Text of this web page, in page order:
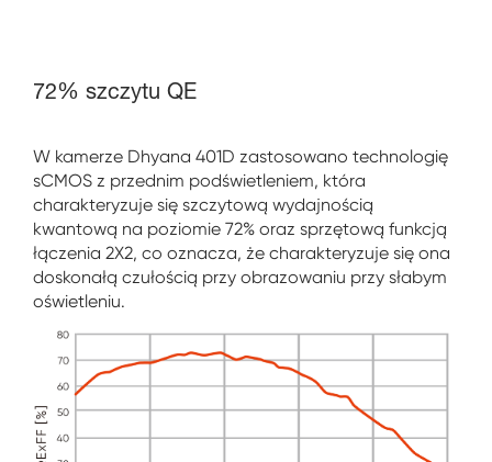
72% szczytu QE
W kamerze Dhyana 401D zastosowano technologię
sCMOS z przednim podświetleniem, która
charakteryzuje się szczytową wydajnością
kwantową na poziomie 72% oraz sprzętową funkcją
łączenia 2X2, co oznacza, że ​​charakteryzuje się ona
doskonałą czułością przy obrazowaniu przy słabym
oświetleniu.